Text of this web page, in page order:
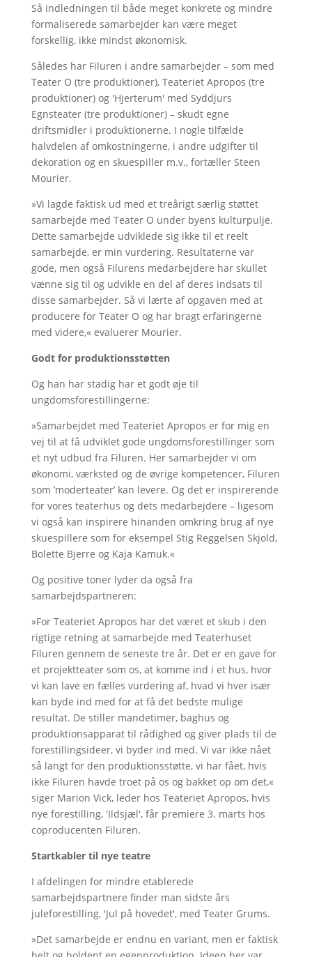
Så indledningen til både meget konkrete og mindre
formaliserede samarbejder kan være meget
forskellig, ikke mindst økonomisk.
Således har Filuren i andre samarbejder – som med
Teater O (tre produktioner), Teateriet Apropos (tre
produktioner) og 'Hjerterum' med Syddjurs
Egnsteater (tre produktioner) – skudt egne
driftsmidler i produktionerne. I nogle tilfælde
halvdelen af omkostningerne, i andre udgifter til
dekoration og en skuespiller m.v., fortæller Steen
Mourier.
»Vi lagde faktisk ud med et treårigt særlig støttet
samarbejde med Teater O under byens kulturpulje.
Dette samarbejde udviklede sig ikke til et reelt
samarbejde, er min vurdering. Resultaterne var
gode, men også Filurens medarbejdere har skullet
vænne sig til og udvikle en del af deres indsats til
disse samarbejder. Så vi lærte af opgaven med at
producere for Teater O og har bragt erfaringerne
med videre,« evaluerer Mourier.
Godt for produktionsstøtten
Og han har stadig har et godt øje til
ungdomsforestillingerne:
»Samarbejdet med Teateriet Apropos er for mig en
vej til at få udviklet gode ungdomsforestillinger som
et nyt udbud fra Filuren. Her samarbejder vi om
økonomi, værksted og de øvrige kompetencer, Filuren
som ’moderteater’ kan levere. Og det er inspirerende
for vores teaterhus og dets medarbejdere – ligesom
vi også kan inspirere hinanden omkring brug af nye
skuespillere som for eksempel Stig Reggelsen Skjold,
Bolette Bjerre og Kaja Kamuk.«
Og positive toner lyder da også fra
samarbejdspartneren:
»For Teateriet Apropos har det været et skub i den
rigtige retning at samarbejde med Teaterhuset
Filuren gennem de seneste tre år. Det er en gave for
et projektteater som os, at komme ind i et hus, hvor
vi kan lave en fælles vurdering af, hvad vi hver især
kan byde ind med for at få det bedste mulige
resultat. De stiller mandetimer, baghus og
produktionsapparat til rådighed og giver plads til de
forestillingsideer, vi byder ind med. Vi var ikke nået
så langt for den produktionsstøtte, vi har fået, hvis
ikke Filuren havde troet på os og bakket op om det,«
siger Marion Vick, leder hos Teateriet Apropos, hvis
nye forestilling, 'Ildsjæl', får premiere 3. marts hos
coproducenten Filuren.
Startkabler til nye teatre
I afdelingen for mindre etablerede
samarbejdspartnere finder man sidste års
juleforestilling, 'Jul på hovedet', med Teater Grums.
»Det samarbejde er endnu en variant, men er faktisk